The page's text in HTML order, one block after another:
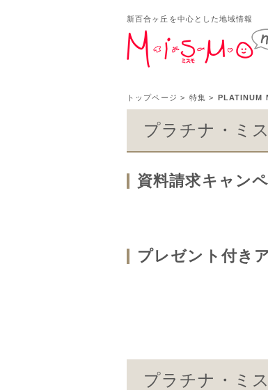
新百合ヶ丘を中心とした地域情報
トップページ > 特集 > PLATINUM
プラチナ・ミ
資料請求キャン
プレゼント付き
プラチナ・ミ